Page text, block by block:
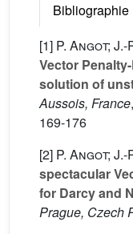
Bibliographie
[1] P. Angot;
Vector
solution of
Aussois, France
169-176
[2] P. Angot;
spectacular
for Darcy and
Prague, Czech